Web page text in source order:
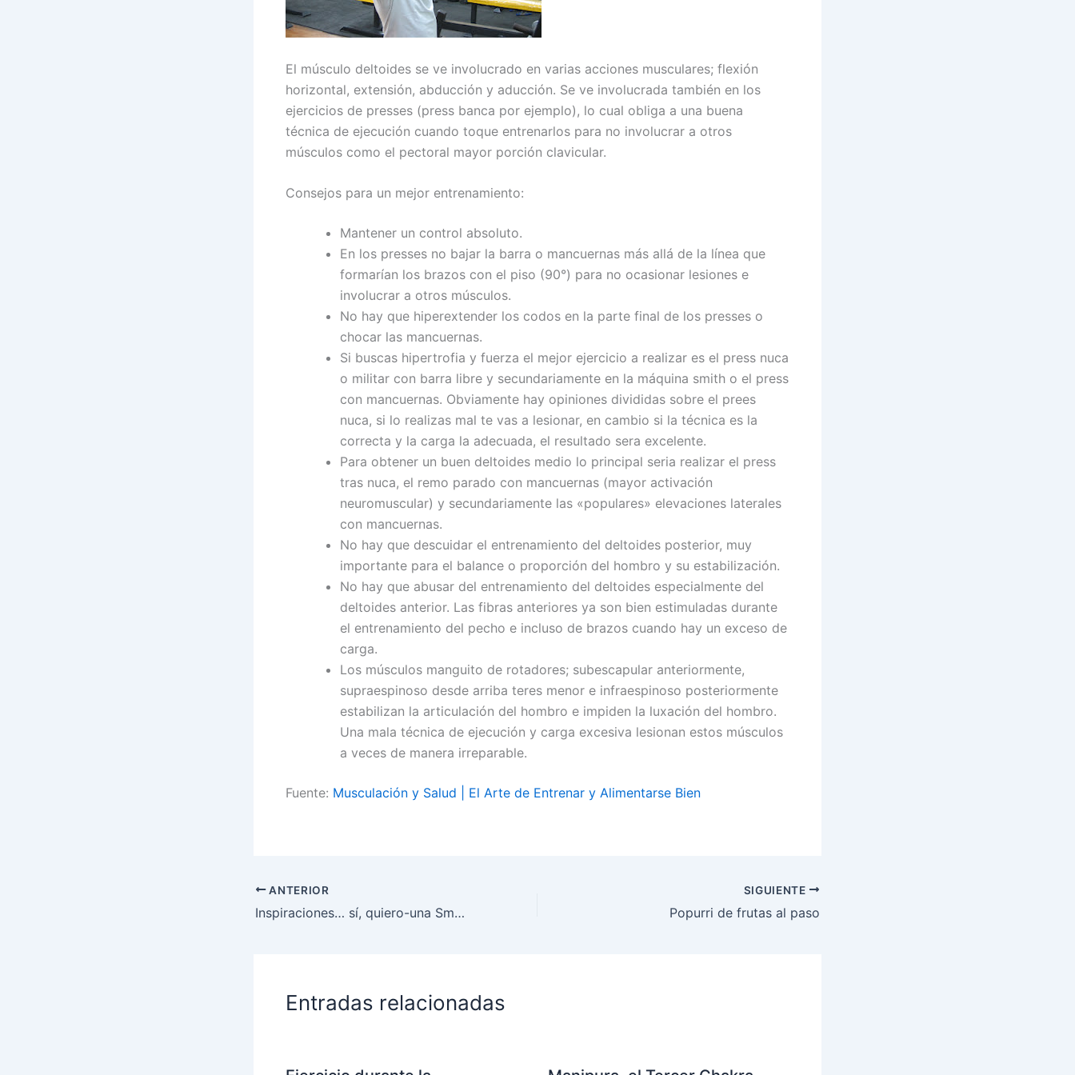
El músculo deltoides se ve involucrado en varias acciones musculares; flexión
horizontal, extensión, abducción y aducción. Se ve involucrada también en los
ejercicios de presses (press banca por ejemplo), lo cual obliga a una buena
técnica de ejecución cuando toque entrenarlos para no involucrar a otros
músculos como el pectoral mayor porción clavicular.
Consejos para un mejor entrenamiento:
Mantener un control absoluto.
En los presses no bajar la barra o mancuernas más allá de la línea que
formarían los brazos con el piso (90°) para no ocasionar lesiones e
involucrar a otros músculos.
No hay que hiperextender los codos en la parte final de los presses o
chocar las mancuernas.
Si buscas hipertrofia y fuerza el mejor ejercicio a realizar es el press nuca
o militar con barra libre y secundariamente en la máquina smith o el press
con mancuernas. Obviamente hay opiniones divididas sobre el prees
nuca, si lo realizas mal te vas a lesionar, en cambio si la técnica es la
correcta y la carga la adecuada, el resultado sera excelente.
Para obtener un buen deltoides medio lo principal seria realizar el press
tras nuca, el remo parado con mancuernas (mayor activación
neuromuscular) y secundariamente las «populares» elevaciones laterales
con mancuernas.
No hay que descuidar el entrenamiento del deltoides posterior, muy
importante para el balance o proporción del hombro y su estabilización.
No hay que abusar del entrenamiento del deltoides especialmente del
deltoides anterior. Las fibras anteriores ya son bien estimuladas durante
el entrenamiento del pecho e incluso de brazos cuando hay un exceso de
carga.
Los músculos manguito de rotadores; subescapular anteriormente,
supraespinoso desde arriba teres menor e infraespinoso posteriormente
estabilizan la articulación del hombro e impiden la luxación del hombro.
Una mala técnica de ejecución y carga excesiva lesionan estos músculos
a veces de manera irreparable.
Fuente: Musculación y Salud | El Arte de Entrenar y Alimentarse Bien
ANTERIOR
Inspiraciones… sí, quiero-una Smeg
SIGUIENTE
Popurri de frutas al paso
Entradas relacionadas